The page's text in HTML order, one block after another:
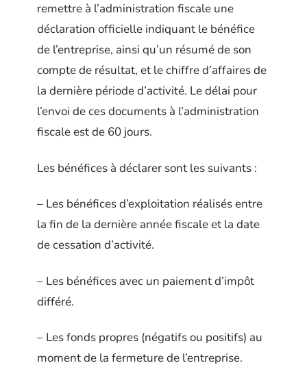
remettre à l’administration fiscale une
déclaration officielle indiquant le bénéfice
de l’entreprise, ainsi qu’un résumé de son
compte de résultat, et le chiffre d’affaires de
la dernière période d’activité. Le délai pour
l’envoi de ces documents à l’administration
fiscale est de 60 jours.
Les bénéfices à déclarer sont les suivants :
– Les bénéfices d’exploitation réalisés entre
la fin de la dernière année fiscale et la date
de cessation d’activité.
– Les bénéfices avec un paiement d’impôt
différé.
– Les fonds propres (négatifs ou positifs) au
moment de la fermeture de l’entreprise.